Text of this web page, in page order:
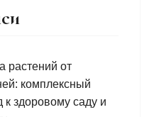
растений от
комплексный
к здоровому саду и